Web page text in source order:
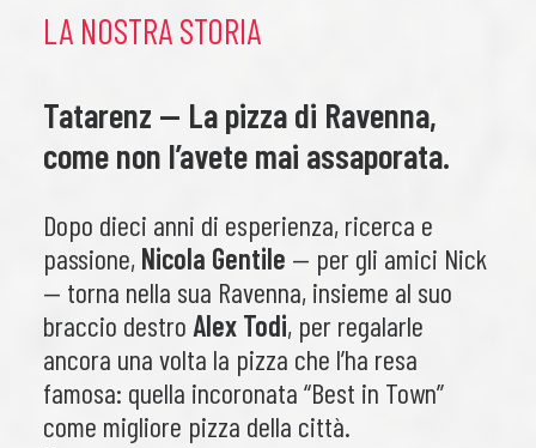
LA NOSTRA STORIA
Tatarenz — La pizza di Ravenna,
come non l’avete mai assaporata.
Dopo dieci anni di esperienza, ricerca e
passione, Nicola Gentile — per gli amici Nick
— torna nella sua Ravenna, insieme al suo
braccio destro Alex Todi, per regalarle
ancora una volta la pizza che l’ha resa
famosa: quella incoronata “Best in Town”
come migliore pizza della città.